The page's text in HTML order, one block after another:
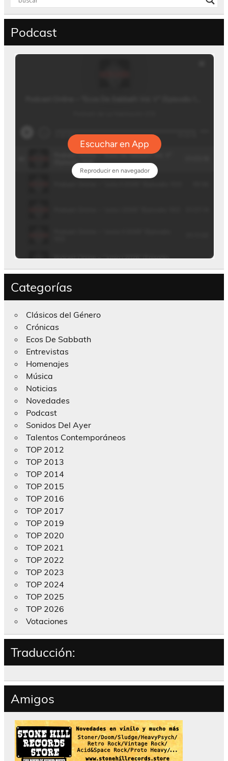
Podcast
Categorías
Clásicos del Género
Crónicas
Ecos De Sabbath
Entrevistas
Homenajes
Música
Noticias
Novedades
Podcast
Sonidos Del Ayer
Talentos Contemporáneos
TOP 2012
TOP 2013
TOP 2014
TOP 2015
TOP 2016
TOP 2017
TOP 2019
TOP 2020
TOP 2021
TOP 2022
TOP 2023
TOP 2024
TOP 2025
TOP 2026
Votaciones
Traducción:
Amigos